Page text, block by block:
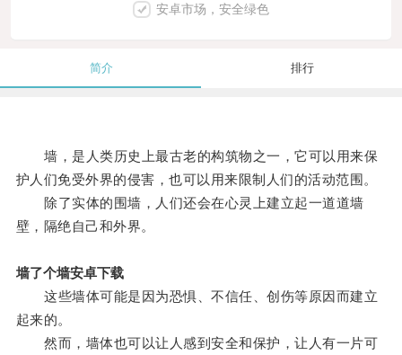
安卓市场，安全绿色
简介 排行
墙，是人类历史上最古老的构筑物之一，它可以用来保
护人们免受外界的侵害，也可以用来限制人们的活动范围。
除了实体的围墙，人们还会在心灵上建立起一道道墙
壁，隔绝自己和外界。
墙了个墙安卓下载
这些墙体可能是因为恐惧、不信任、创伤等原因而建立
起来的。
然而，墙体也可以让人感到安全和保护，让人有一片可